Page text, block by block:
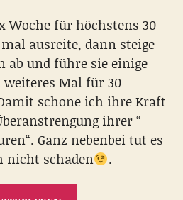
Woche für höchstens 30
ausreite, dann steige
ab und führe sie einige
Mal für 30
schone ich ihre Kraft
ihrer “
Ganz nebenbei tut es
nicht schaden
.